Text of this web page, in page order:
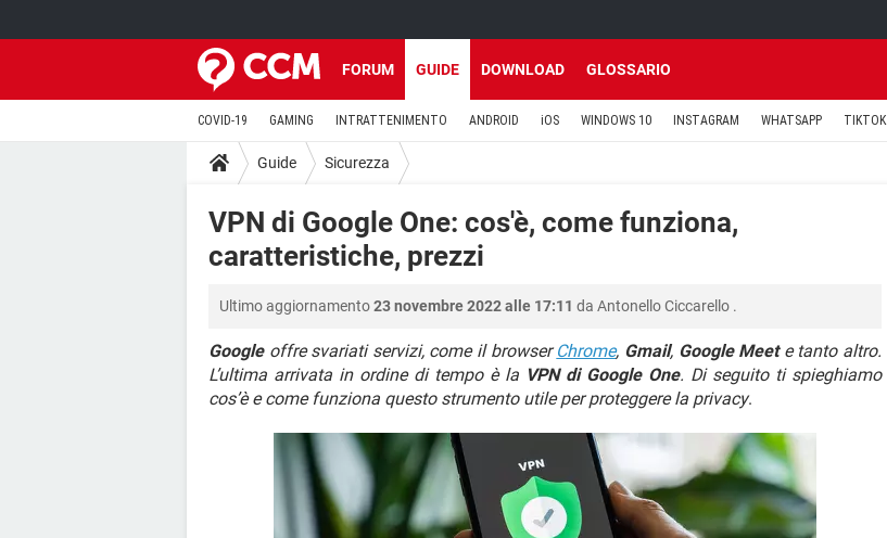
FORUM GUIDE DOWNLOAD GLOSSARIO
COVID-19 GAMING INTRATTENIMENTO ANDROID iOS WINDOWS 10 INSTAGRAM WHATSAPP TIKTOK
Guide Sicurezza
VPN di Google One: cos'è, come funziona,
caratteristiche, prezzi
Ultimo aggiornamento23 novembre 2022 alle 17:11 da Antonello Ciccarello .
Googleoffre svariati servizi, come il browserChrome, Gmail, Google Meete tanto altro.
L’ultima arrivata in ordine di tempo è la VPN di Google One. Di seguito ti spieghiamo
cos’è e come funziona questo strumento utile per proteggere la privacy.